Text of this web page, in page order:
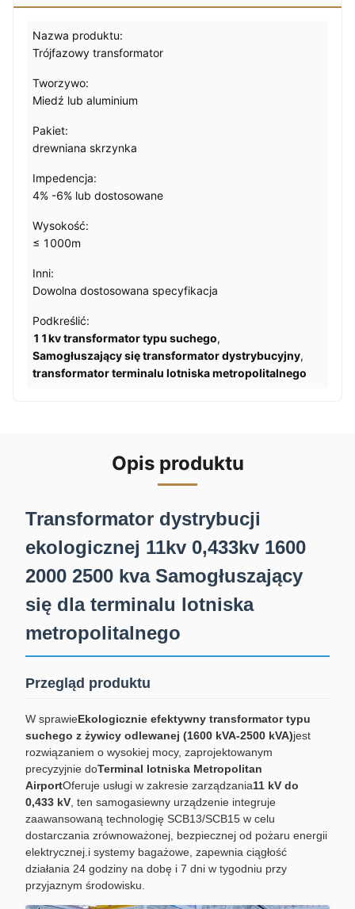
Nazwa produktu:
Trójfazowy transformator
Tworzywo:
Miedź lub aluminium
Pakiet:
drewniana skrzynka
Impedencja:
4% -6% lub dostosowane
Wysokość:
≤ 1000m
Inni:
Dowolna dostosowana specyfikacja
Podkreślić:
11kv transformator typu suchego,
Samogłuszający się transformator dystrybucyjny,
transformator terminalu lotniska metropolitalnego
Opis produktu
Transformator dystrybucji
ekologicznej 11kv 0,433kv 1600
2000 2500 kva Samogłuszający
się dla terminalu lotniska
metropolitalnego
Przegląd produktu
W sprawieEkologicznie efektywny transformator typu
suchego z żywicy odlewanej (1600 kVA-2500 kVA)jest
rozwiązaniem o wysokiej mocy, zaprojektowanym
precyzyjnie doTerminal lotniska Metropolitan
AirportOferuje usługi w zakresie zarządzania11 kV do
0,433 kV , ten samogasiewny urządzenie integruje
zaawansowaną technologię SCB13/SCB15 w celu
dostarczania zrównoważonej, bezpiecznej od pożaru energii
elektrycznej.i systemy bagażowe, zapewnia ciągłość
działania 24 godziny na dobę i 7 dni w tygodniu przy
przyjaznym środowisku.